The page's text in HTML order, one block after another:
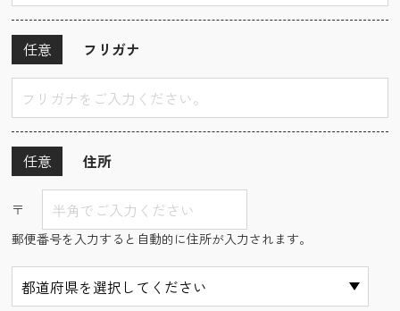
フリガナ
任意
住所
任意
〒
郵便番号を入力すると自動的に住所が入力されます。